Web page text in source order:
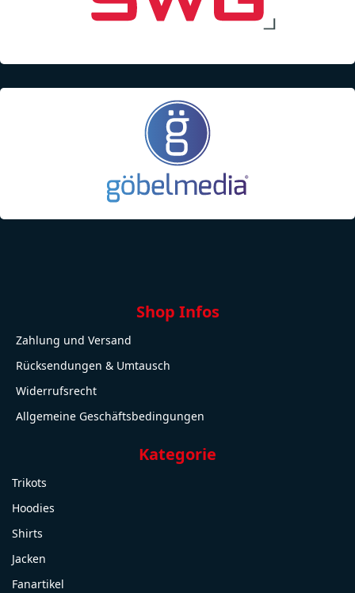
Shop Infos
Zahlung und Versand
Rücksendungen & Umtausch
Widerrufsrecht
Allgemeine Geschäftsbedingungen
Kategorie
Trikots
Hoodies
Shirts
Jacken
Fanartikel